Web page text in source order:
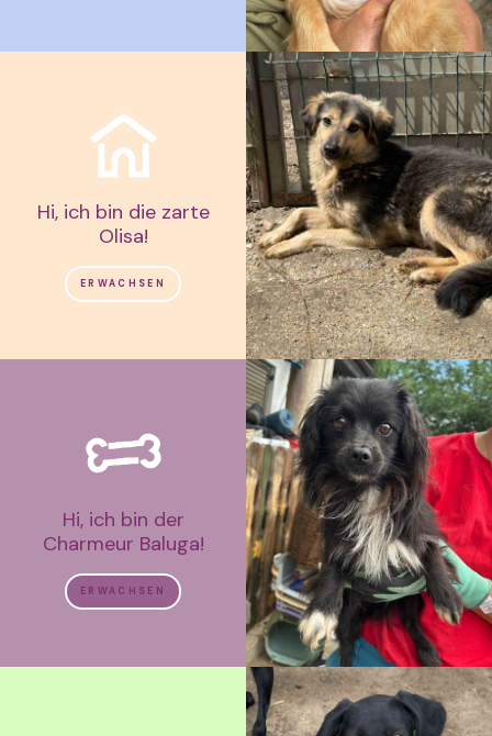
Hi, ich bin die zarte
Olisa!
ERWACHSEN
Hi, ich bin der
Charmeur Baluga!
ERWACHSEN